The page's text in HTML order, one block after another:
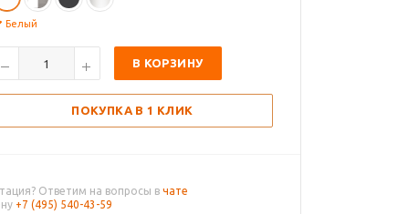
Белый
В КОРЗИНУ
ПОКУПКА В 1 КЛИК
Ответим на вопросы в чате
+7 (495) 540-43-59